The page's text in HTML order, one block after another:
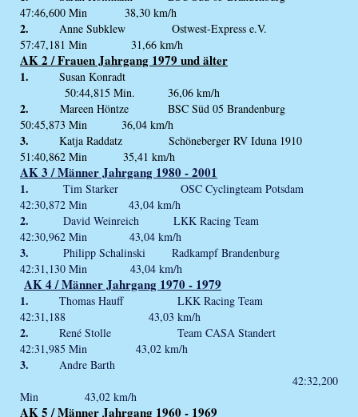
47:46,600 Min 38,30 km/h
2.
Anne Subklew Ostwest-Express e.V.
57:47,181 Min 31,66 km/h
AK 2 / Frauen Jahrgang 1979 und älter
1.
Susan Konradt
50:44,815 Min. 36,06 km/h
2.
Mareen Höntze BSC Süd 05 Brandenburg
50:45,873 Min 36,04 km/h
3. Katja Raddatz Schöneberger RV Iduna 1910
51:40,862 Min 35,41 km/h
AK 3 / Männer Jahrgang 1980 - 2001
1. Tim Starker OSC Cyclingteam Potsdam
42:30,872 Min 43,04 km/h
2. David Weinreich LKK Racing Team
42:30,962 Min 43,04 km/h
3.
Philipp Schalinski Radkampf Brandenburg
42:31,130 Min 43,04 km/h
AK 4 / Männer Jahrgang 1970 - 1979
1.
Thomas Hauff LKK Racing Team
42:31,188 43,03 km/h
2.
René Stolle Team CASA Standert
42:31,985 Min 43,02 km/h
3.
Andre Barth
42:32,200
Min 43,02 km/h
AK 5 / Männer Jahrgang 1960 - 1969